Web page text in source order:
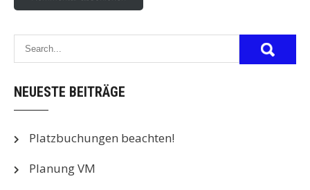
NEUESTE BEITRÄGE
Platzbuchungen beachten!
Planung VM